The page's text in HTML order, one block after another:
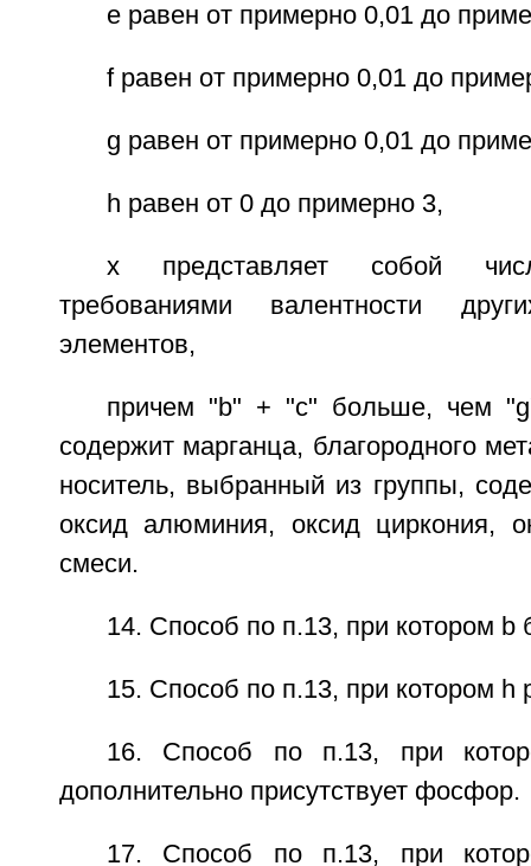
е равен от примерно 0,01 до
f равен от примерно 0,01 до
g равен от примерно 0,01 до
h равен от 0 до примерно 3,
х представляет собой
требованиями валентности
элементов,
причем "b" + "с" больше, чем
содержит марганца, благородного
носитель, выбранный из группы,
оксид алюминия, оксид циркония,
смеси.
14. Способ по п.13, при котором b
15. Способ по п.13, при котором h
16. Способ по п.13, при
дополнительно присутствует фосфор.
17. Способ по п.13, при